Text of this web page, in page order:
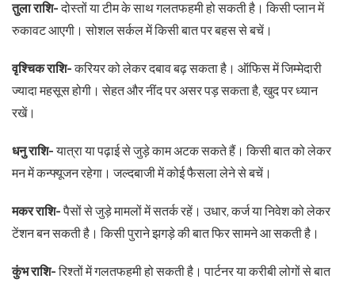
तुला राशि-दोस्तों या टीम के साथ गलतफहमी हो सकती है। किसी प्लान में
रुकावट आएगी। सोशल सर्कल में किसी बात पर बहस से बचें।
वृश्चिक राशि-करियर को लेकर दबाव बढ़ सकता है। ऑफिस में जिम्मेदारी
ज्यादा महसूस होगी। सेहत और नींद पर असर पड़ सकता है, खुद पर ध्यान
रखें।
धनु राशि-यात्रा या पढ़ाई से जुड़े काम अटक सकते हैं। किसी बात को लेकर
मन में कन्फ्यूजन रहेगा। जल्दबाजी में कोई फैसला लेने से बचें।
मकर राशि-पैसों से जुड़े मामलों में सतर्क रहें। उधार, कर्ज या निवेश को लेकर
टेंशन बन सकती है। किसी पुराने झगड़े की बात फिर सामने आ सकती है।
कुंभ राशि-रिश्तों में गलतफहमी हो सकती है। पार्टनर या करीबी लोगों से बात